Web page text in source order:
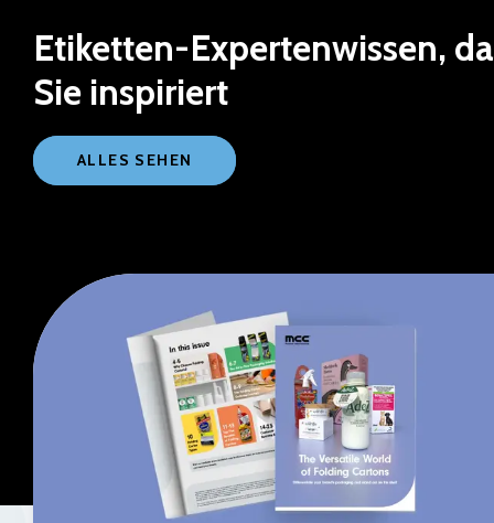
Etiketten-Expertenwissen,
Sie inspiriert
ALLES SEHEN